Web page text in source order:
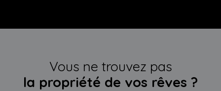
Vous ne trouvez pas
la propriété de vos rêves ?